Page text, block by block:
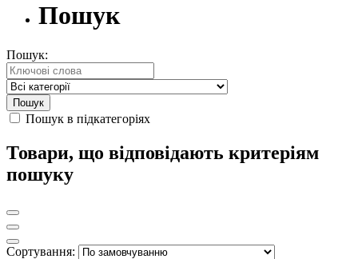
Пошук
Пошук:
Пошук в підкатегоріях
Товари, що відповідають критеріям
пошуку
Сортування: